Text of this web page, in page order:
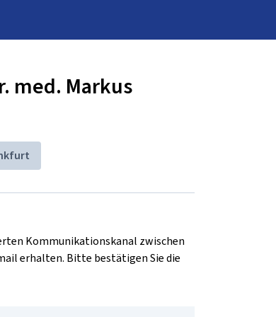
med. Markus
Kommunikationskanal zwischen
erhalten. Bitte bestätigen Sie die